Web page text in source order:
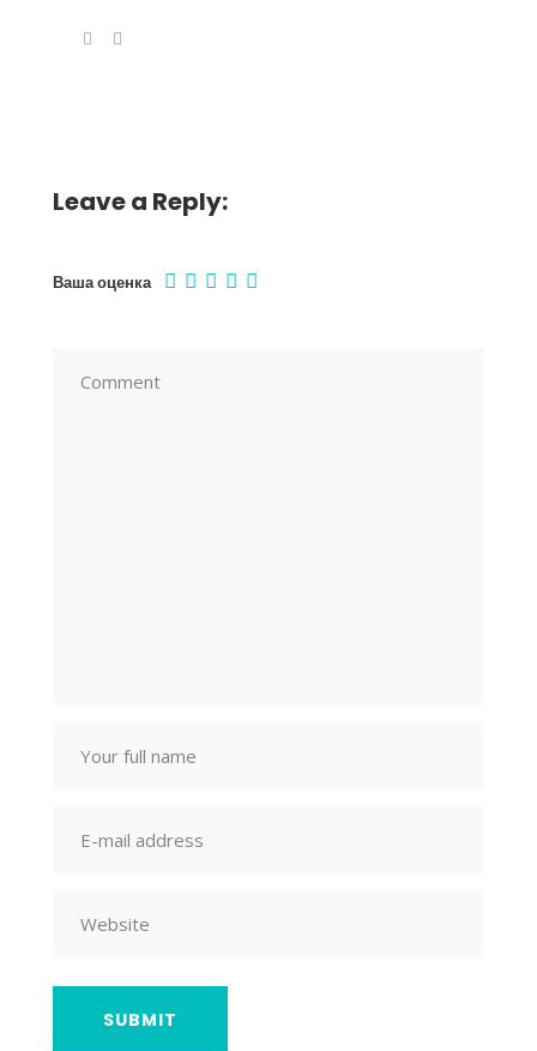
Leave a Reply:
Ваша оценка